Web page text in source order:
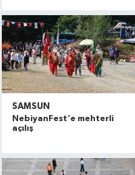
SAMSUN
NebiyanFest'e mehterli
açılış